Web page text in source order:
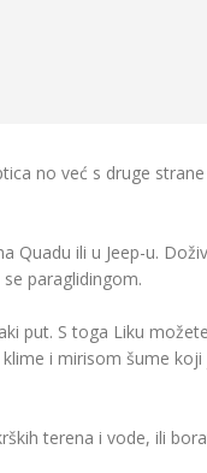
no već s druge
Quadu ili u Jeep-u.
paraglidingom.
put. S toga Liku
i mirisom šume
terena i vode, ili